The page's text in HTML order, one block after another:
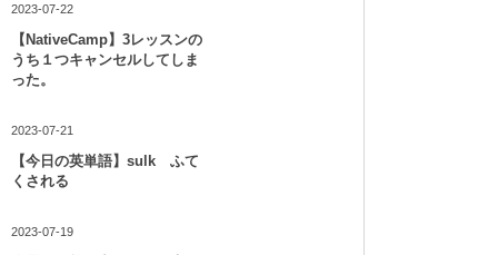
2023-07-22
【NativeCamp】3レッスンの
うち１つキャンセルしてしま
った。
2023-07-21
【今日の英単語】sulk ふて
くされる
2023-07-19